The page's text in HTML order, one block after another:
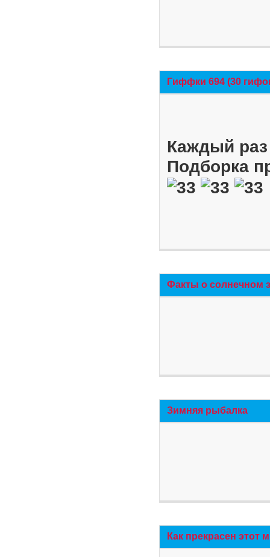
Гиффки 694 (30
Каждый
Подборка
Факты о солнечном
Зимняя рыбалка
Как прекрасен этот